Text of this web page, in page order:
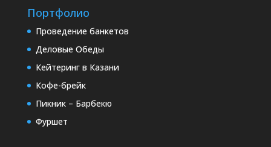
Портфолио
Проведение банкетов
Деловые Обеды
Кейтеринг в Казани
Кофе-брейк
Пикник – Барбекю
Фуршет